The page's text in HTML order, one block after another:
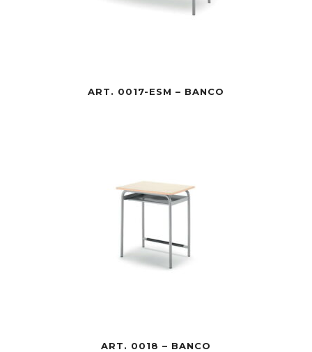
ART. 0017-ESM – BANCO
ART. 0018 – BANCO